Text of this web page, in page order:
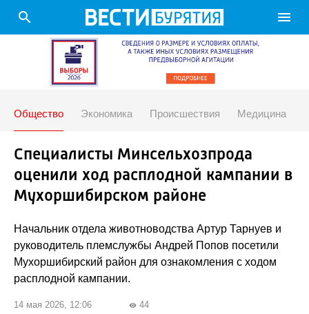
search menu
Общество Экономика Происшествия Медицина
Специалисты Минсельхозпрода
оценили ход расплодной кампании в
Мухоршибирском районе
Начальник отдела животноводства Артур Тарнуев и
руководитель племслужбы Андрей Попов посетили
Мухоршибирский район для ознакомления с ходом
расплодной кампании.
14 мая 2026, 12:06 visibility 44